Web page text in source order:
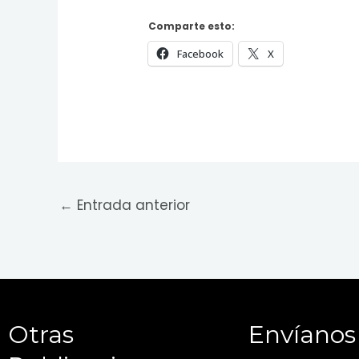
Comparte esto:
Facebook X
← Entrada anterior
Otras
Envíanos